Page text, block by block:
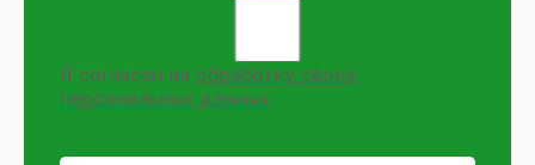
Я согласен на обработку своих
персональных данных